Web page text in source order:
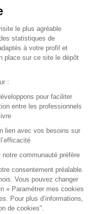
SAFI
le plus agréable
statistiques de
à votre profil et
place sur ce site le dépôt
:
pour faciliter
entre les professionnels
lien avec vos besoins sur
communauté préfère
consentement préalable.
Vous pouvez changer
« Paramétrer mes cookies
Pour plus d’informations,
de cookies".